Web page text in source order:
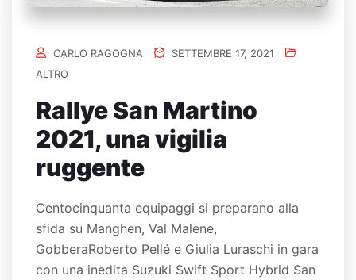
CARLO RAGOGNA
SETTEMBRE 17, 2021
ALTRO
Rallye San Martino
2021, una vigilia
ruggente
Centocinquanta equipaggi si preparano alla
sfida su Manghen, Val Malene,
GobberaRoberto Pellé e Giulia Luraschi in gara
con una inedita Suzuki Swift Sport Hybrid San